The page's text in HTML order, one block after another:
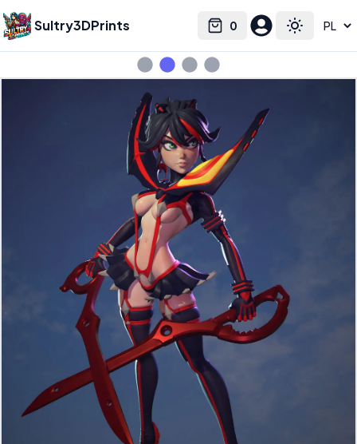
Sultry3DPrints 0
Cart Toggle
Select language